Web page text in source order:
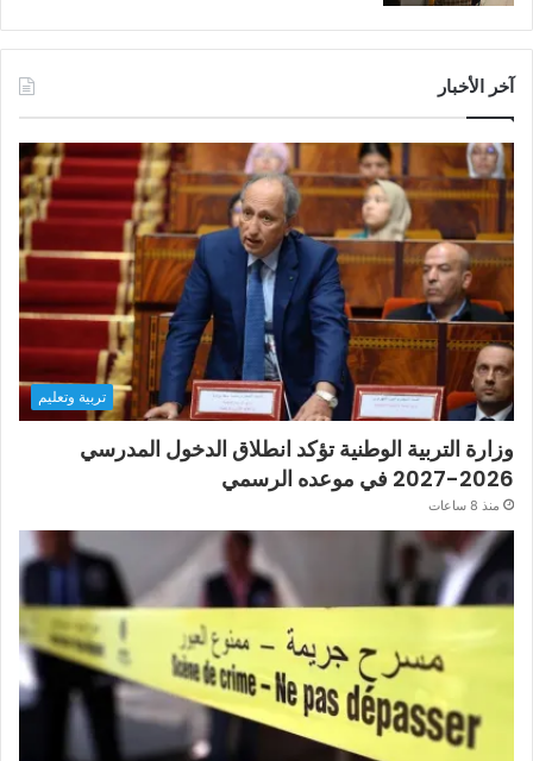
آخر الأخبار
تربية وتعليم
وزارة التربية الوطنية تؤكد انطلاق الدخول المدرسي
2026-2027 في موعده الرسمي
منذ 8 ساعات